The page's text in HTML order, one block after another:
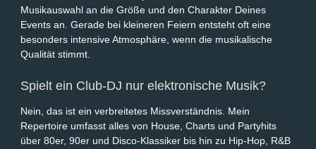
Musikauswahl an die Größe und den Charakter Deines
Events an. Gerade bei kleineren Feiern entsteht oft eine
besonders intensive Atmosphäre, wenn die musikalische
Qualität stimmt.
Spielt ein Club-DJ nur elektronische Musik?
Nein, das ist ein verbreitetes Missverständnis. Mein
Repertoire umfasst alles von House, Charts und Partyhits
über 80er, 90er und Disco-Klassiker bis hin zu Hip-Hop, R&B